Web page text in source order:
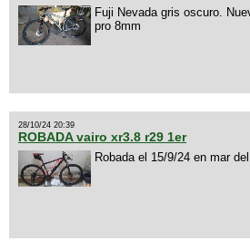
Fuji Nevada gris oscuro.
pro 8mm
28/10/24 20:39
ROBADA vairo xr3.8 r29 1er
Robada el 15/9/24 en mar